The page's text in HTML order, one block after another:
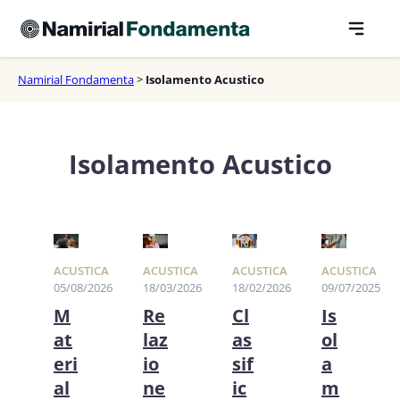
contenuto
Namirial Fondamenta> Isolamento Acustico
Isolamento Acustico
ACUSTICA
05/08/2026
M
at
eri
al
ACUSTICA
18/03/2026
Re
laz
io
ne
ACUSTICA
18/02/2026
Cl
as
sif
ic
ACUSTICA
09/07/2025
Is
ol
a
m